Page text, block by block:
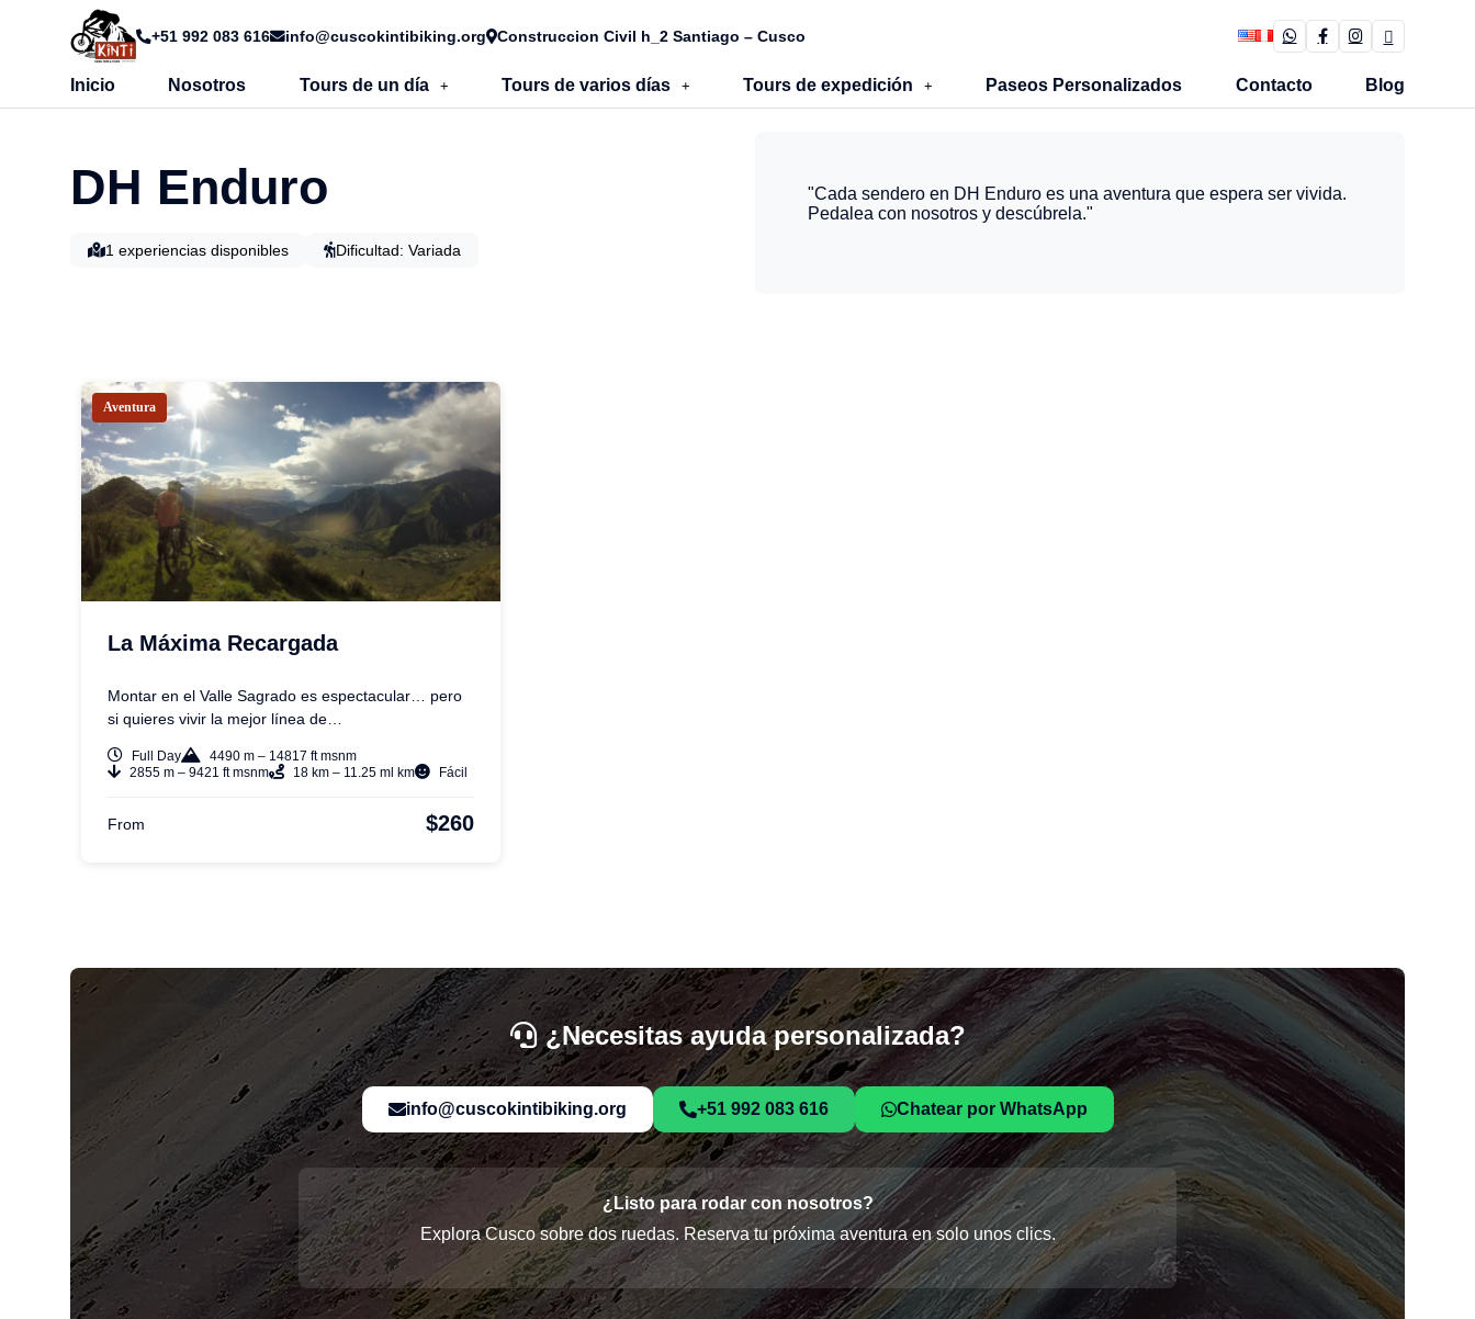
+51 992 083 616 info@cuscokintibiking.org Construccion Civil h_2 Santiago – Cusco
Inicio Nosotros Tours de un día + Tours de varios días + Tours de expedición + Paseos Personalizados Contacto Blog
DH Enduro
1 experiencias disponibles Dificultad: Variada
"Cada sendero en DH Enduro es una aventura que espera ser vivida.
Pedalea con nosotros y descúbrela."
Aventura
La Máxima Recargada
Montar en el Valle Sagrado es espectacular… pero
si quieres vivir la mejor línea de…
Full Day
4490 m – 14817 ft msnm
2855 m – 9421 ft msnm
18 km – 11.25 ml km Fácil
From $260
¿Necesitas ayuda personalizada?
info@cuscokintibiking.org +51 992 083 616 Chatear por WhatsApp
¿Listo para rodar con nosotros?
Explora Cusco sobre dos ruedas. Reserva tu próxima aventura en solo unos clics.